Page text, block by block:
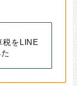
税をLINE